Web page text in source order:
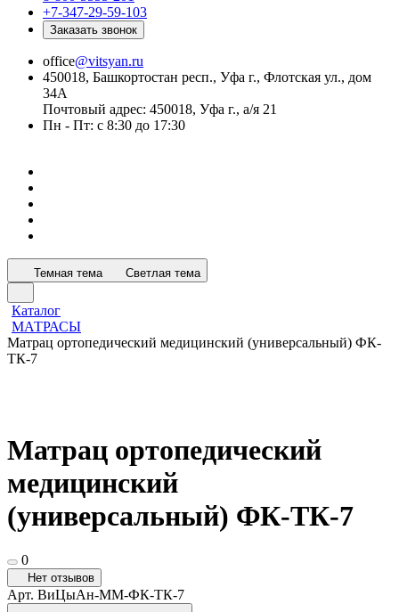
+7-347-29-59-103
Заказать звонок
office@vitsyan.ru
450018, Башкортостан респ., Уфа г., Флотская ул., дом
34А
Почтовый адрес: 450018, Уфа г., а/я 21
Пн - Пт: с 8:30 до 17:30
Темная тема Светлая тема
Каталог
МАТРАСЫ
Матрац ортопедический медицинский (универсальный) ФК-
ТК-7
Матрац ортопедический
медицинский
(универсальный) ФК-ТК-7
0
Нет отзывов
Арт. ВиЦыАн-ММ-ФК-ТК-7